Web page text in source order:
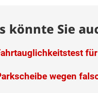
könnte Sie
wegen